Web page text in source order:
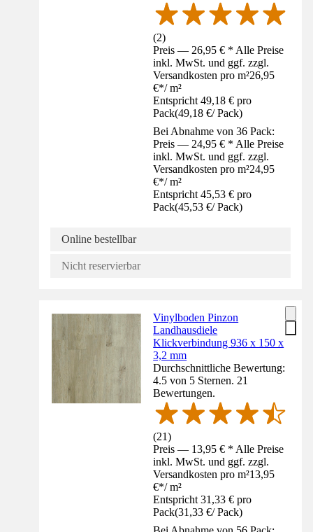
(2)
Preis — 26,95 € * Alle Preise
inkl. MwSt. und ggf. zzgl.
Versandkosten pro m²26,95
€*/ m²
Entspricht 49,18 € pro
Pack(49,18 €/ Pack)
Bei Abnahme von 36 Pack:
Preis — 24,95 € * Alle Preise
inkl. MwSt. und ggf. zzgl.
Versandkosten pro m²24,95
€*/ m²
Entspricht 45,53 € pro
Pack(45,53 €/ Pack)
Online bestellbar
Nicht reservierbar
Vinylboden Pinzon
Landhausdiele
Klickverbindung 936 x 150 x
3,2 mm
Durchschnittliche Bewertung:
4.5 von 5 Sternen. 21
Bewertungen.
(21)
Preis — 13,95 € * Alle Preise
inkl. MwSt. und ggf. zzgl.
Versandkosten pro m²13,95
€*/ m²
Entspricht 31,33 € pro
Pack(31,33 €/ Pack)